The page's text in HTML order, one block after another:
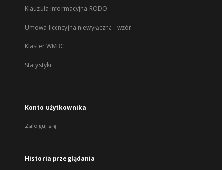
Klauzula informacyjna RODO
Umowa licencyjna niewyłączna - wzór
Klaster WMBC
Statystyki
Konto użytkownika
Zaloguj się
Historia przeglądania